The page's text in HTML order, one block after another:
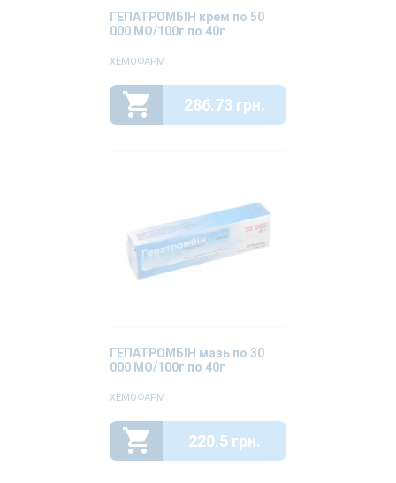
ГЕПАТРОМБІН крем по 50
000 МО/100г по 40г
ХЕМОФАРМ
286.73 грн.
ГЕПАТРОМБІН мазь по 30
000 МО/100г по 40г
ХЕМОФАРМ
220.5 грн.